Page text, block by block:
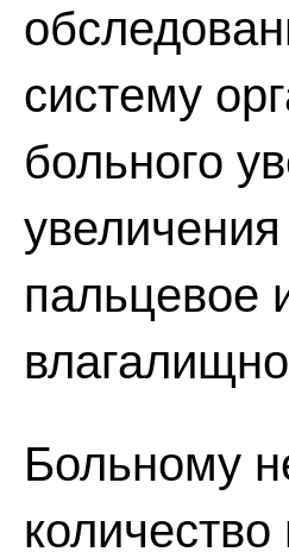
систему
больного
пальцевое
Больному